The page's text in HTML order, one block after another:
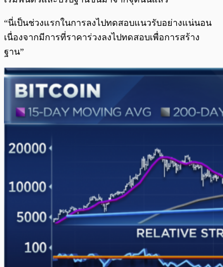
“นี่เป็นช่วงแรกในการลงไปทดสอบแนวรับอย่างแน่นอน
เนื่องจากมีการที่ราคาร่วงลงไปทดสอบเพื่อการสร้าง
ฐาน”